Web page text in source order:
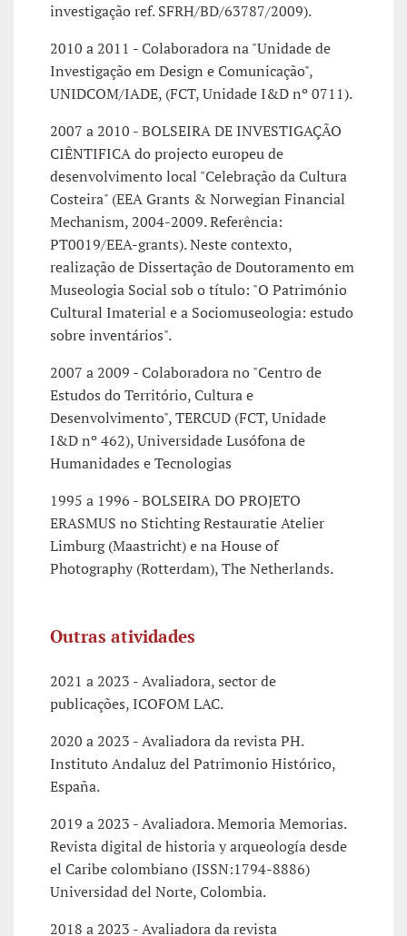
investigação ref. SFRH/BD/63787/2009).
2010 a 2011 - Colaboradora na "Unidade de
Investigação em Design e Comunicação",
UNIDCOM/IADE, (FCT, Unidade I&D nº 0711).
2007 a 2010 - BOLSEIRA DE INVESTIGAÇÃO
CIÊNTIFICA do projecto europeu de
desenvolvimento local "Celebração da Cultura
Costeira" (EEA Grants & Norwegian Financial
Mechanism, 2004-2009. Referência:
PT0019/EEA-grants). Neste contexto,
realização de Dissertação de Doutoramento em
Museologia Social sob o título: "O Património
Cultural Imaterial e a Sociomuseologia: estudo
sobre inventários".
2007 a 2009 - Colaboradora no "Centro de
Estudos do Território, Cultura e
Desenvolvimento", TERCUD (FCT, Unidade
I&D nº 462), Universidade Lusófona de
Humanidades e Tecnologias
1995 a 1996 - BOLSEIRA DO PROJETO
ERASMUS no Stichting Restauratie Atelier
Limburg (Maastricht) e na House of
Photography (Rotterdam), The Netherlands.
Outras atividades
2021 a 2023 - Avaliadora, sector de
publicações, ICOFOM LAC.
2020 a 2023 - Avaliadora da revista PH.
Instituto Andaluz del Patrimonio Histórico,
España.
2019 a 2023 - Avaliadora. Memoria Memorias.
Revista digital de historia y arqueología desde
el Caribe colombiano (ISSN:1794-8886)
Universidad del Norte, Colombia.
2018 a 2023 - Avaliadora da revista